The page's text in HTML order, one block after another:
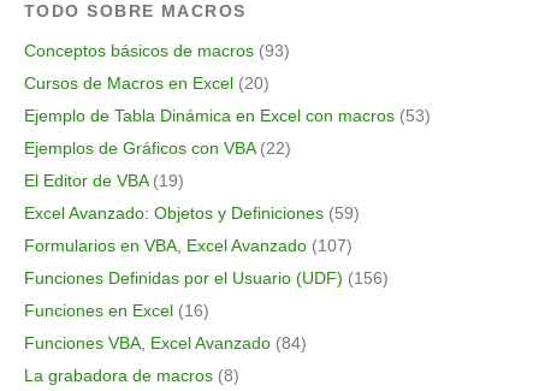
TODO SOBRE MACROS
Conceptos básicos de macros (93)
Cursos de Macros en Excel (20)
Ejemplo de Tabla Dinámica en Excel con macros (53)
Ejemplos de Gráficos con VBA(22)
El Editor de VBA(19)
Excel Avanzado: Objetos y Definiciones (59)
Formularios en VBA, Excel Avanzado (107)
Funciones Definidas por el Usuario (UDF) (156)
Funciones en Excel (16)
Funciones VBA, Excel Avanzado (84)
La grabadora de macros (8)